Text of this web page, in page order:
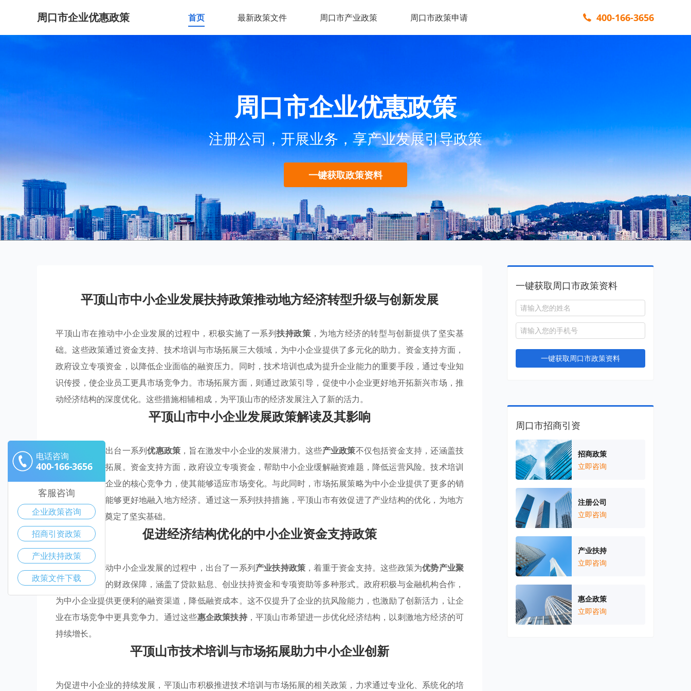
周口市企业优惠政策 首页 最新政策文件 周口市产业政策 周口市政策申请 400-166-3656
周口市企业优惠政策
注册公司，开展业务，享产业发展引导政策
一键获取政策资料
平顶山市中小企业发展扶持政策推动地方经济转型升级与创新发展
平顶山市在推动中小企业发展的过程中，积极实施了一系列扶持政策 ，为地方经济的转型与创新提供了坚实基
础。这些政策通过资金支持、技术培训与市场拓展三大领域，为中小企业提供了多元化的助力。资金支持方面，
政府设立专项资金，以降低企业面临的融资压力。同时，技术培训也成为提升企业能力的重要手段，通过专业知
识传授，使企业员工更具市场竞争力。市场拓展方面，则通过政策引导，促使中小企业更好地开拓新兴市场，推
动经济结构的深度优化。这些措施相辅相成，为平顶山市的经济发展注入了新的活力。
平顶山市中小企业发展政策解读及其影响
平顶山市通过出台一系列优惠政策 ，旨在激发中小企业的发展潜力。这些产业政策不仅包括资金支持，还涵盖技
术培训和市场拓展。资金支持方面，政府设立专项资金，帮助中小企业缓解融资难题，降低运营风险。技术培训
措施则增强了企业的核心竞争力，使其能够适应市场变化。与此同时，市场拓展策略为中小企业提供了更多的销
售渠道，使其能够更好地融入地方经济。通过这一系列扶持措施，平顶山市有效促进了产业结构的优化，为地方
经济转型升级奠定了坚实基础。
促进经济结构优化的中小企业资金支持政策
平顶山市在推动中小企业发展的过程中，出台了一系列产业扶持政策 ，着重于资金支持。这些政策为优势产业聚
集提供了重要的财政保障，涵盖了贷款贴息、创业扶持资金和专项资助等多种形式。政府积极与金融机构合作，
为中小企业提供更便利的融资渠道，降低融资成本。这不仅提升了企业的抗风险能力，也激励了创新活力，让企
业在市场竞争中更具竞争力。通过这些惠企政策扶持，平顶山市希望进一步优化经济结构，以刺激地方经济的可
持续增长。
平顶山市技术培训与市场拓展助力中小企业创新
为促进中小企业的持续发展，平顶山市积极推进技术培训与市场拓展的相关政策，力求通过专业化、系统化的培
一键获取周口市政策资料
一键获取周口市政策资料
周口市招商引资
招商政策
立即咨询
注册公司
立即咨询
产业扶持
立即咨询
惠企政策
立即咨询
电话咨询
400-166-3656
客服咨询
企业政策咨询
招商引资政策
产业扶持政策
政策文件下载